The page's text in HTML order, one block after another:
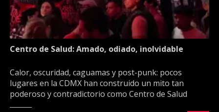
Centro de Salud: Amado, odiado, inolvidable
Calor, oscuridad, caguamas y post-punk: pocos
lugares en la CDMX han construido un mito tan
poderoso y contradictorio como Centro de Salud